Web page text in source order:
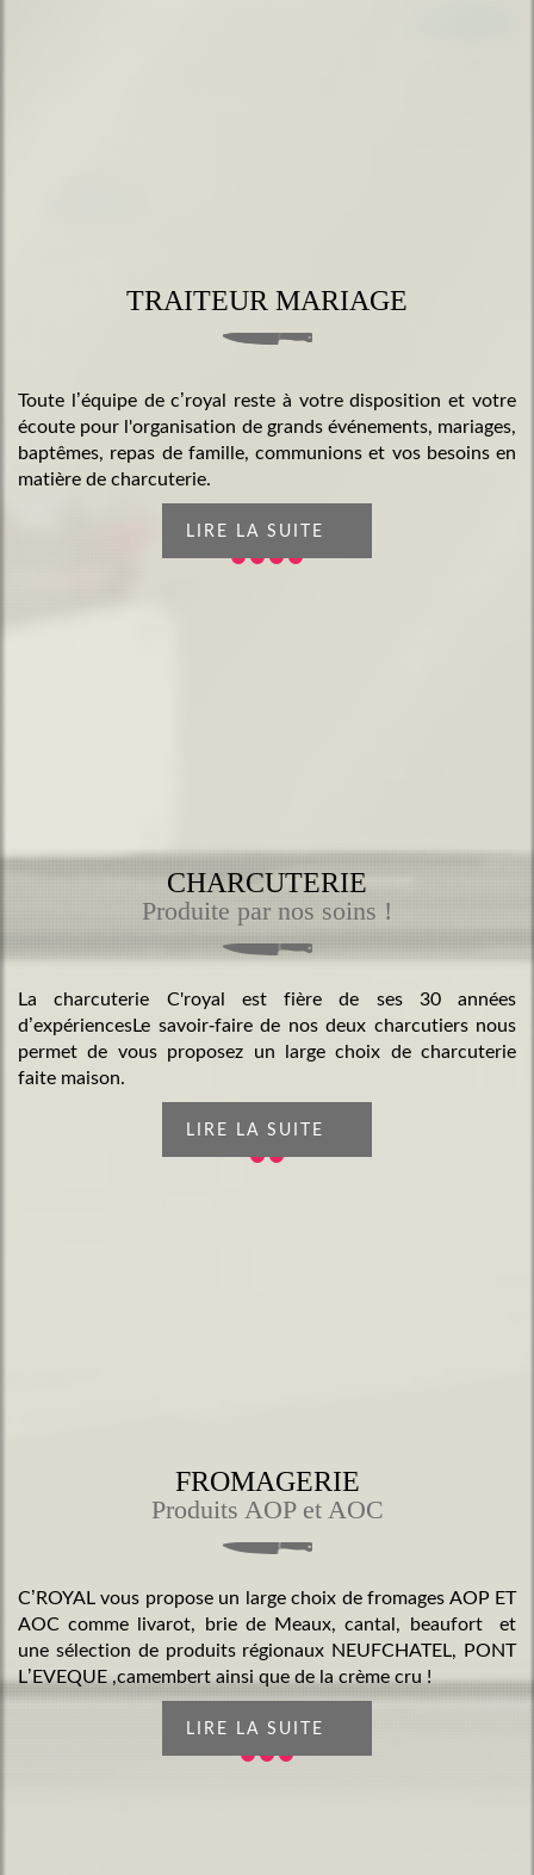
TRAITEUR MARIAGE
Toute l’équipe de c’royal reste à votre disposition et votre
écoute pour l'organisation de grands événements, mariages,
baptêmes, repas de famille, communions et vos besoins en
matière de charcuterie.
LIRE LA SUITE
CHARCUTERIE
Produite par nos soins !
La charcuterie C'royal est fière de ses 30 années
d’expériencesLe savoir-faire de nos deux charcutiers nous
permet de vous proposez un large choix de charcuterie
faite maison.
LIRE LA SUITE
FROMAGERIE
Produits AOP et AOC
C’ROYAL vous propose un large choix de fromages AOP ET
AOC comme livarot, brie de Meaux, cantal, beaufort et
une sélection de produits régionaux NEUFCHATEL, PONT
L’EVEQUE ,camembert ainsi que de la crème cru !
LIRE LA SUITE